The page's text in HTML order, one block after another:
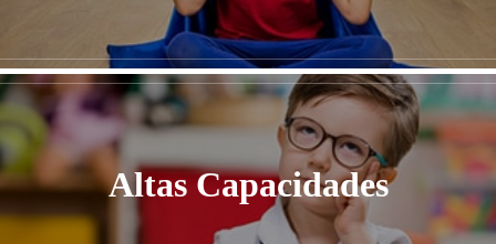
Altas Capacidades